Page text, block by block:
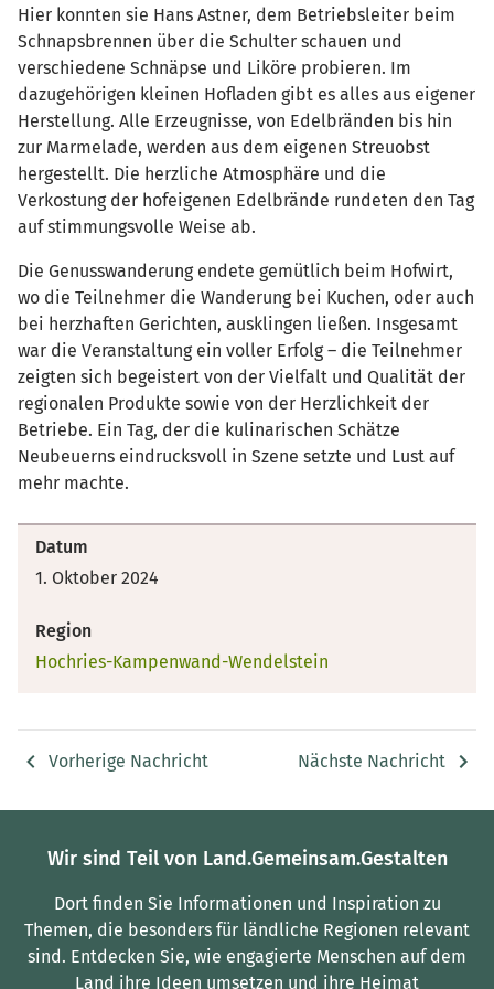
Hier konnten sie Hans Astner, dem Betriebsleiter beim
Schnapsbrennen über die Schulter schauen und
verschiedene Schnäpse und Liköre probieren. Im
dazugehörigen kleinen Hofladen gibt es alles aus eigener
Herstellung. Alle Erzeugnisse, von Edelbränden bis hin
zur Marmelade, werden aus dem eigenen Streuobst
hergestellt. Die herzliche Atmosphäre und die
Verkostung der hofeigenen Edelbrände rundeten den Tag
auf stimmungsvolle Weise ab.
Die Genusswanderung endete gemütlich beim Hofwirt,
wo die Teilnehmer die Wanderung bei Kuchen, oder auch
bei herzhaften Gerichten, ausklingen ließen. Insgesamt
war die Veranstaltung ein voller Erfolg – die Teilnehmer
zeigten sich begeistert von der Vielfalt und Qualität der
regionalen Produkte sowie von der Herzlichkeit der
Betriebe. Ein Tag, der die kulinarischen Schätze
Neubeuerns eindrucksvoll in Szene setzte und Lust auf
mehr machte.
Datum
1. Oktober 2024
Region
Hochries-Kampenwand-Wendelstein
Vorherige Nachricht Nächste Nachricht
Wir sind Teil von Land.Gemeinsam.Gestalten
Dort finden Sie Informationen und Inspiration zu
Themen, die besonders für ländliche Regionen relevant
sind. Entdecken Sie, wie engagierte Menschen auf dem
Land ihre Ideen umsetzen und ihre Heimat